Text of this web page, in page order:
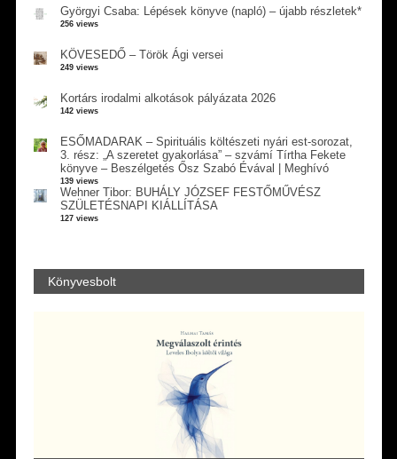
Györgyi Csaba: Lépések könyve (napló) – újabb részletek*
256 views
KÖVESEDŐ – Török Ági versei
249 views
Kortárs irodalmi alkotások pályázata 2026
142 views
ESŐMADARAK – Spirituális költészeti nyári est-sorozat,
3. rész: „A szeretet gyakorlása” – szvámí Tírtha Fekete
könyve – Beszélgetés Ősz Szabó Évával | Meghívó
139 views
Wehner Tibor: BUHÁLY JÓZSEF FESTŐMŰVÉSZ
SZÜLETÉSNAPI KIÁLLÍTÁSA
127 views
Könyvesbolt